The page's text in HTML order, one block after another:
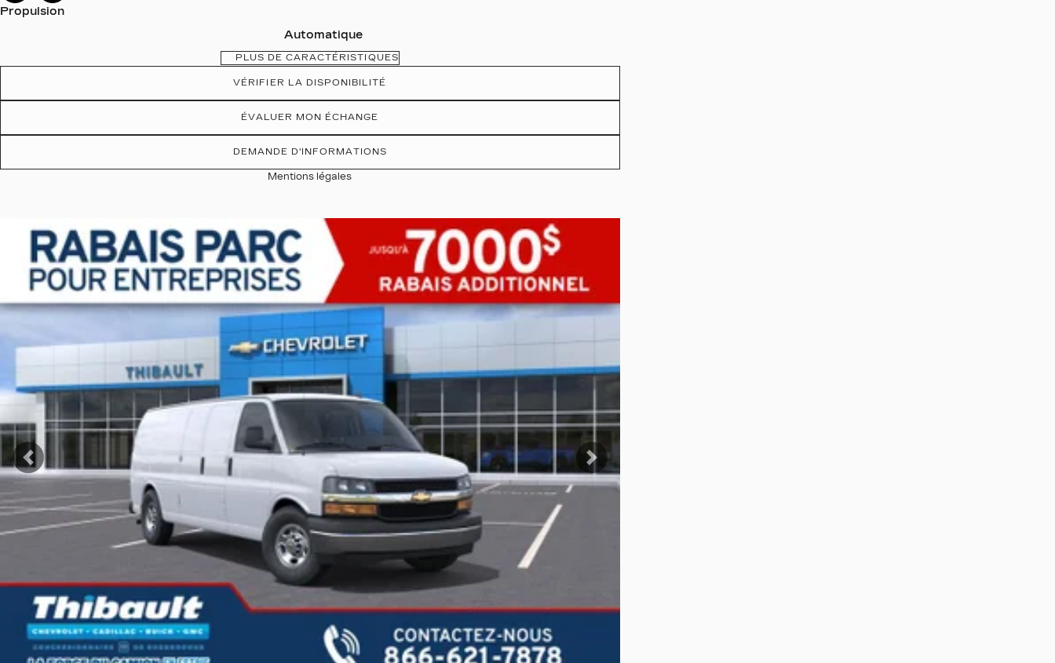
Propulsion
Automatique
PLUS DE CARACTÉRISTIQUES
VÉRIFIER LA DISPONIBILITÉ
ÉVALUER MON ÉCHANGE
DEMANDE D'INFORMATIONS
Mentions légales
Afficher 19 images en plus
VOIR PLUS
Précédent Suivant